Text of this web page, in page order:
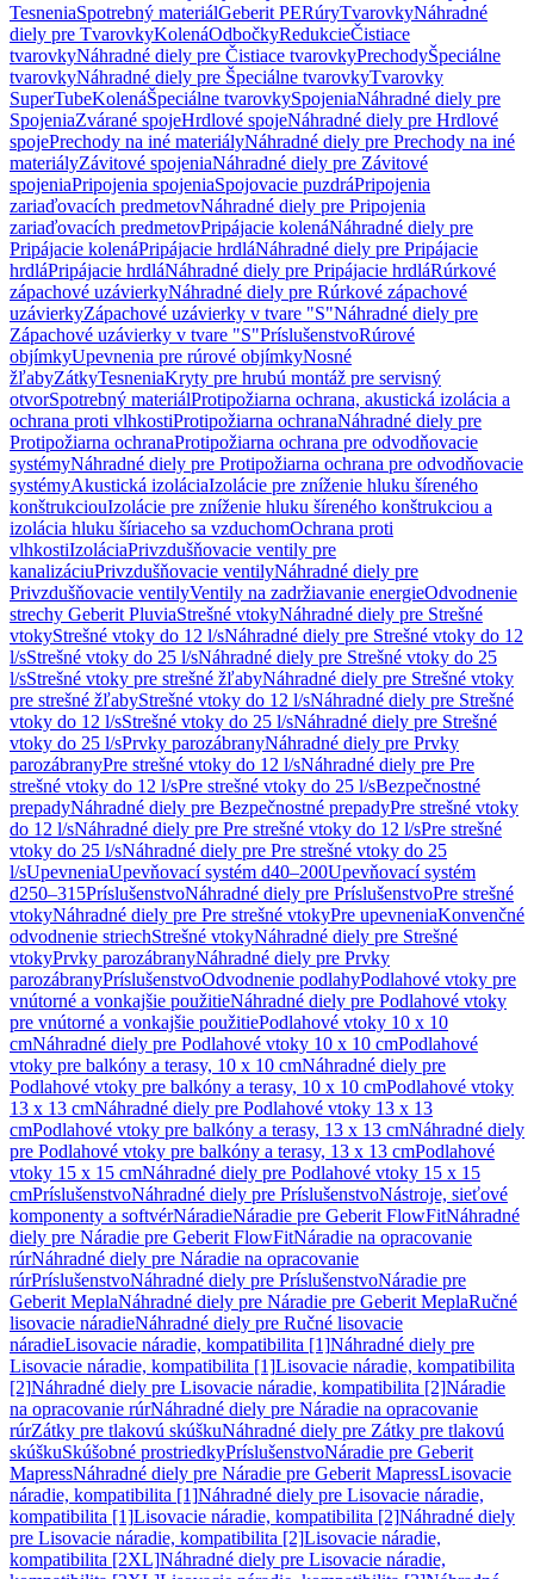
TesneniaSpotrebný materiálGeberit PERúryTvarovkyNáhradné
diely pre TvarovkyKolenáOdbočkyRedukcieČistiace
tvarovkyNáhradné diely pre Čistiace tvarovkyPrechodyŠpeciálne
tvarovkyNáhradné diely pre Špeciálne tvarovkyTvarovky
SuperTubeKolenáŠpeciálne tvarovkySpojeniaNáhradné diely pre
SpojeniaZvárané spojeHrdlové spojeNáhradné diely pre Hrdlové
spojePrechody na iné materiályNáhradné diely pre Prechody na iné
materiályZávitové spojeniaNáhradné diely pre Závitové
spojeniaPripojenia spojeniaSpojovacie puzdráPripojenia
zariaďovacích predmetovNáhradné diely pre Pripojenia
zariaďovacích predmetovPripájacie kolenáNáhradné diely pre
Pripájacie kolenáPripájacie hrdláNáhradné diely pre Pripájacie
hrdláPripájacie hrdláNáhradné diely pre Pripájacie hrdláRúrkové
zápachové uzávierkyNáhradné diely pre Rúrkové zápachové
uzávierkyZápachové uzávierky v tvare "S"Náhradné diely pre
Zápachové uzávierky v tvare "S"PríslušenstvoRúrové
objímkyUpevnenia pre rúrové objímkyNosné
žľabyZátkyTesneniaKryty pre hrubú montáž pre servisný
otvorSpotrebný materiálProtipožiarna ochrana, akustická izolácia a
ochrana proti vlhkostiProtipožiarna ochranaNáhradné diely pre
Protipožiarna ochranaProtipožiarna ochrana pre odvodňovacie
systémyNáhradné diely pre Protipožiarna ochrana pre odvodňovacie
systémyAkustická izoláciaIzolácie pre zníženie hluku šíreného
konštrukciouIzolácie pre zníženie hluku šíreného konštrukciou a
izolácia hluku šíriaceho sa vzduchomOchrana proti
vlhkostiIzoláciaPrivzdušňovacie ventily pre
kanalizáciuPrivzdušňovacie ventilyNáhradné diely pre
Privzdušňovacie ventilyVentily na zadržiavanie energieOdvodnenie
strechy Geberit PluviaStrešné vtokyNáhradné diely pre Strešné
vtokyStrešné vtoky do 12 l/sNáhradné diely pre Strešné vtoky do 12
l/sStrešné vtoky do 25 l/sNáhradné diely pre Strešné vtoky do 25
l/sStrešné vtoky pre strešné žľabyNáhradné diely pre Strešné vtoky
pre strešné žľabyStrešné vtoky do 12 l/sNáhradné diely pre Strešné
vtoky do 12 l/sStrešné vtoky do 25 l/sNáhradné diely pre Strešné
vtoky do 25 l/sPrvky parozábranyNáhradné diely pre Prvky
parozábranyPre strešné vtoky do 12 l/sNáhradné diely pre Pre
strešné vtoky do 12 l/sPre strešné vtoky do 25 l/sBezpečnostné
prepadyNáhradné diely pre Bezpečnostné prepadyPre strešné vtoky
do 12 l/sNáhradné diely pre Pre strešné vtoky do 12 l/sPre strešné
vtoky do 25 l/sNáhradné diely pre Pre strešné vtoky do 25
l/sUpevneniaUpevňovací systém d40–200Upevňovací systém
d250–315PríslušenstvoNáhradné diely pre PríslušenstvoPre strešné
vtokyNáhradné diely pre Pre strešné vtokyPre upevneniaKonvenčné
odvodnenie striechStrešné vtokyNáhradné diely pre Strešné
vtokyPrvky parozábranyNáhradné diely pre Prvky
parozábranyPríslušenstvoOdvodnenie podlahyPodlahové vtoky pre
vnútorné a vonkajšie použitieNáhradné diely pre Podlahové vtoky
pre vnútorné a vonkajšie použitiePodlahové vtoky 10 x 10
cmNáhradné diely pre Podlahové vtoky 10 x 10 cmPodlahové
vtoky pre balkóny a terasy, 10 x 10 cmNáhradné diely pre
Podlahové vtoky pre balkóny a terasy, 10 x 10 cmPodlahové vtoky
13 x 13 cmNáhradné diely pre Podlahové vtoky 13 x 13
cmPodlahové vtoky pre balkóny a terasy, 13 x 13 cmNáhradné diely
pre Podlahové vtoky pre balkóny a terasy, 13 x 13 cmPodlahové
vtoky 15 x 15 cmNáhradné diely pre Podlahové vtoky 15 x 15
cmPríslušenstvoNáhradné diely pre PríslušenstvoNástroje, sieťové
komponenty a softvérNáradieNáradie pre Geberit FlowFitNáhradné
diely pre Náradie pre Geberit FlowFitNáradie na opracovanie
rúrNáhradné diely pre Náradie na opracovanie
rúrPríslušenstvoNáhradné diely pre PríslušenstvoNáradie pre
Geberit MeplaNáhradné diely pre Náradie pre Geberit MeplaRučné
lisovacie náradieNáhradné diely pre Ručné lisovacie
náradieLisovacie náradie, kompatibilita [1]Náhradné diely pre
Lisovacie náradie, kompatibilita [1]Lisovacie náradie, kompatibilita
[2]Náhradné diely pre Lisovacie náradie, kompatibilita [2]Náradie
na opracovanie rúrNáhradné diely pre Náradie na opracovanie
rúrZátky pre tlakovú skúškuNáhradné diely pre Zátky pre tlakovú
skúškuSkúšobné prostriedkyPríslušenstvoNáradie pre Geberit
MapressNáhradné diely pre Náradie pre Geberit MapressLisovacie
náradie, kompatibilita [1]Náhradné diely pre Lisovacie náradie,
kompatibilita [1]Lisovacie náradie, kompatibilita [2]Náhradné diely
pre Lisovacie náradie, kompatibilita [2]Lisovacie náradie,
kompatibilita [2XL]Náhradné diely pre Lisovacie náradie,